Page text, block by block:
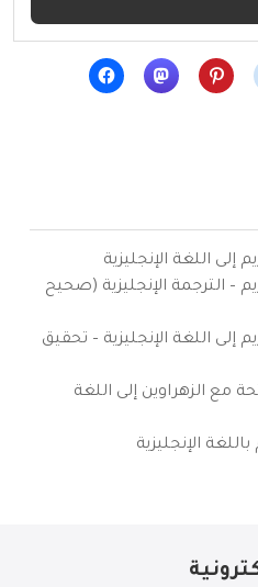
إلى اللغة الإنجليزية
– الترجمة الإنجليزية (صحيح
إلى اللغة الإنجليزية – تحقيق
مع الزهراوين إلى اللغة
الإنجليزية